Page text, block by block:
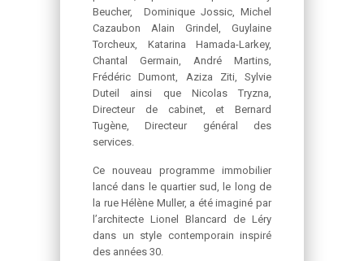
Beucher, Dominique Jossic, Michel
Cazaubon Alain Grindel, Guylaine
Torcheux, Katarina Hamada-Larkey,
Chantal Germain, André Martins,
Frédéric Dumont, Aziza Ziti, Sylvie
Duteil ainsi que Nicolas Tryzna,
Directeur de cabinet, et Bernard
Tugène, Directeur général des
services.
Ce nouveau programme immobilier
lancé dans le quartier sud, le long de
la rue Hélène Muller, a été imaginé par
l’architecte Lionel Blancard de Léry
dans un style contemporain inspiré
des années 30.